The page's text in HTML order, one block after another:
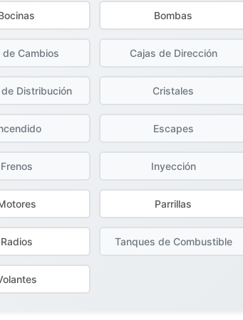
Bombas
de Cambios Cajas de Dirección
Distribución Cristales
Escapes
Frenos Inyección
Parrillas
Radios Tanques de Combustible